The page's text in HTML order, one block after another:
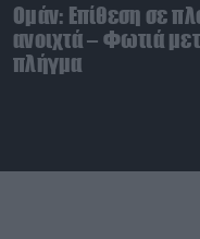
Ομάν: Επίθεση σε
ανοιχτά – Φωτιά
πλήγμα